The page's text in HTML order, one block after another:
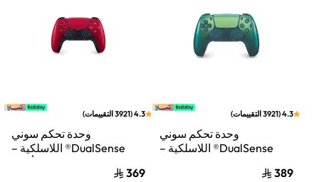
4.3
(
3921التقييمات)
وحدة تحكم سوني
DualSense® اللاسلكية –
389
4.3
(
3921التقييمات)
وحدة تحكم سوني
DualSense® اللاسلكية –
369